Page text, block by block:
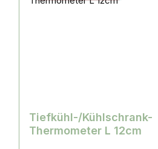
Tiefkühl-/Kühlschrank-
Thermometer L 12cm